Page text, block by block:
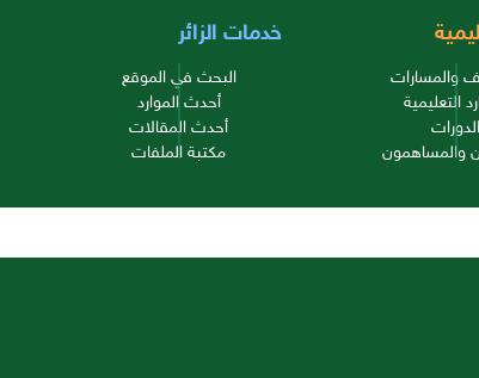
والمسارات
التعليمية
الدورات
والمساهمون
خدمات الزائر
البحث في الموقع
أحدث الموارد
أحدث المقالات
مكتبة الملفات